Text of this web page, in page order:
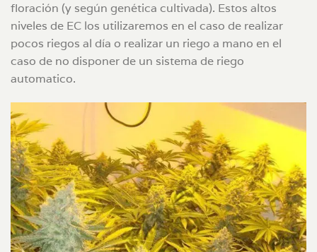
floración (y según genética cultivada). Estos altos
niveles de EC los utilizaremos en el caso de realizar
pocos riegos al día o realizar un riego a mano en el
caso de no disponer de un sistema de riego
automatico.